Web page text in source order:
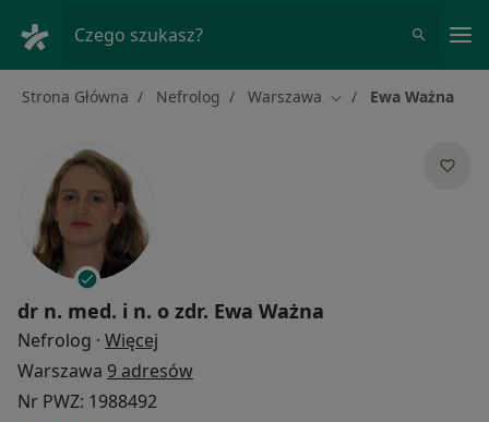
Czego szukasz?
Strona Główna Nefrolog Warszawa Zmień miasto
Ewa Ważna
dr n. med. i n. o zdr. Ewa Ważna
Nefrolog · Więcej
Warszawa 9 adresów
Nr PWZ: 1988492